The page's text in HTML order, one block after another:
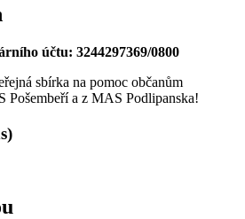
účtu: 3244297369/0800
sbírka na pomoc občanům
Pošembeří a z MAS Podlipanska!